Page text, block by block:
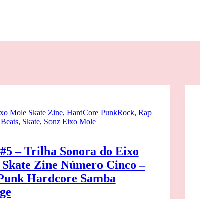
Mole Skate Zine, HardCore PunkRock, Rap
, Skate, Sonz Eixo Mole
– Trilha Sonora do Eixo
Zine Número Cinco –
Hardcore Samba